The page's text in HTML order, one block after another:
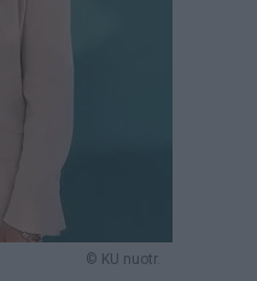
© KU nuotr.